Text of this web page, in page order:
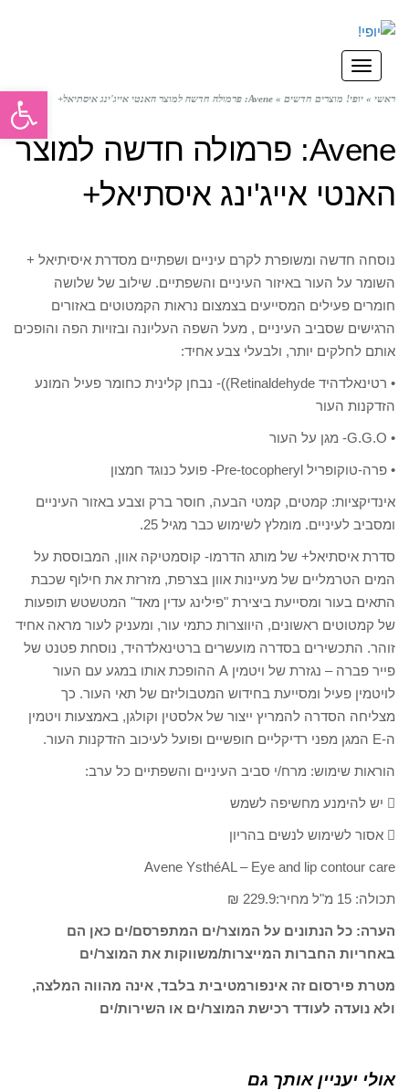
תפריט
ראשי » יופי! מוצרים חדשים » Avene: פרמולה חדשה למוצר האנטי אייג'ינג איסתיאל+
Avene: פרמולה חדשה למוצר
האנטי אייג'ינג איסתיאל+
נוסחה חדשה ומשופרת לקרם עיניים ושפתיים מסדרת איסיתיאל +
השומר על העור באיזור העיניים והשפתיים. שילוב של שלושה
חומרים פעילים המסייעים בצמצום נראות הקמטוטים באזורים
הרגישים שסביב העיניים , מעל השפה העליונה ובזויות הפה והופכים
אותם לחלקים יותר, ולבעלי צבע אחיד:
• רטינאלדהיד Retinaldehyde))- נבחן קלינית כחומר פעיל המונע
הזדקנות העור
• G.G.O- מגן על העור
• פרה-טוקופריל Pre-tocopheryl- פועל כנוגד חמצון
אינדיקציות: קמטים, קמטי הבעה, חוסר ברק וצבע באזור העיניים
ומסביב לעיניים. מומלץ לשימוש כבר מגיל 25.
סדרת איסתיאל+ של מותג הדרמו- קוסמטיקה אוון, המבוססת על
המים הטרמליים של מעיינות אוון בצרפת, מזרזת את חילוף שכבת
התאים בעור ומסייעת ביצירת "פילינג עדין מאד" המטשטש תופעות
של קמטוטים ראשונים, היווצרות כתמי עור, ומעניק לעור מראה אחיד
זוהר. התכשירים בסדרה מועשרים ברטינאלדהיד, נוסחת פטנט של
פייר פברה – נגזרת של ויטמין A ההופכת אותו במגע עם העור
לויטמין פעיל ומסייעת בחידוש המטבוליזם של תאי העור. כך
מצליחה הסדרה להמריץ ייצור של אלסטין וקולגן, באמצעות ויטמין
ה-E המגן מפני רדיקליים חופשיים ופועל לעיכוב הזדקנות העור.
הוראות שימוש: מרח/י סביב העיניים והשפתיים כל ערב:
 יש להימנע מחשיפה לשמש
 אסור לשימוש לנשים בהריון
Avene YsthéAL – Eye and lip contour care
תכולה: 15 מ"ל מחיר:229.9 ₪
הערה: כל הנתונים על המוצר/ים המתפרסם/ים כאן הם
באחריות החברות המייצרות/משווקות את המוצר/ים
מטרת פירסום זה אינפורמטיבית בלבד, אינה מהווה המלצה,
ולא נועדה לעודד רכישת המוצר/ים או השירות/ים
אולי יעניין אותך גם
פתח